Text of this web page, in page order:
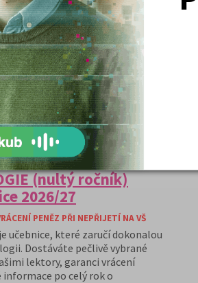
balíčku, v hodnotě 150,- Kč
PAČR“
na Policejní akademii“
DETAILPŘIHLÁSIT SE
(nultý ročník)
2026/27
PENĚZ PŘI NEPŘIJETÍ NA VŠ
učebnice, které zaručí dokonalou
Dostáváte pečlivě vybrané
lektory, garanci vrácení
po celý rok o